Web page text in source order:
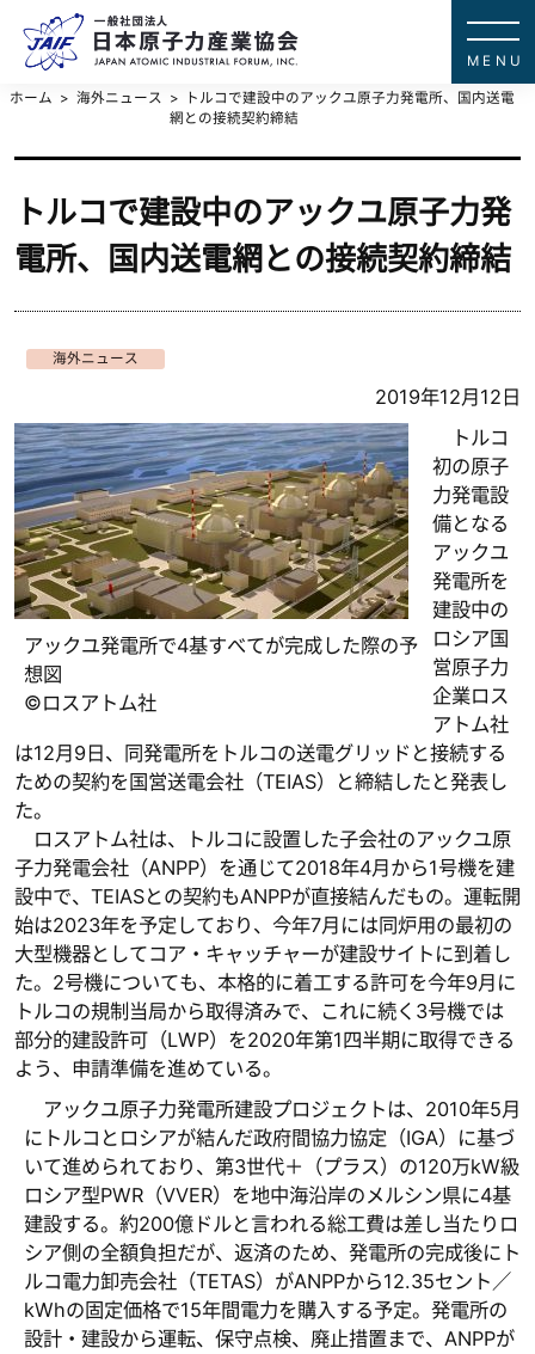
ホーム 海外ニュース
トルコで建設中のアックユ原子力発電所、国内送電
網との接続契約締結
トルコで建設中のアックユ原子力発
電所、国内送電網との接続契約締結
海外ニュース
2019年12月12日
アックユ発電所で4基すべてが完成した際の予
想図
©ロスアトム社
トルコ
初の原子
力発電設
備となる
アックユ
発電所を
建設中の
ロシア国
営原子力
企業ロス
アトム社
は12月9日、同発電所をトルコの送電グリッドと接続する
ための契約を国営送電会社（TEIAS）と締結したと発表し
た。
ロスアトム社は、トルコに設置した子会社のアックユ原
子力発電会社（ANPP）を通じて2018年4月から1号機を建
設中で、TEIASとの契約もANPPが直接結んだもの。運転開
始は2023年を予定しており、今年7月には同炉用の最初の
大型機器としてコア・キャッチャーが建設サイトに到着し
た。2号機についても、本格的に着工する許可を今年9月に
トルコの規制当局から取得済みで、これに続く3号機では
部分的建設許可（LWP）を2020年第1四半期に取得できる
よう、申請準備を進めている。
アックユ原子力発電所建設プロジェクトは、2010年5月
にトルコとロシアが結んだ政府間協力協定（IGA）に基づ
いて進められており、第3世代＋（プラス）の120万kW級
ロシア型PWR（VVER）を地中海沿岸のメルシン県に4基
建設する。約200億ドルと言われる総工費は差し当たりロ
シア側の全額負担だが、返済のため、発電所の完成後にト
ルコ電力卸売会社（TETAS）がANPPから12.35セント／
kWhの固定価格で15年間電力を購入する予定。発電所の
設計・建設から運転、保守点検、廃止措置まで、ANPPが